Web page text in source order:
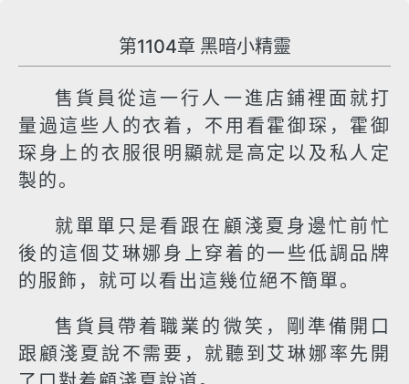
第1104章 黑暗小精靈
售貨員從這一行人一進店鋪裡面就打
量過這些人的衣着，不用看霍御琛，霍御
琛身上的衣服很明顯就是高定以及私人定
製的。
就單單只是看跟在顧淺夏身邊忙前忙
後的這個艾琳娜身上穿着的一些低調品牌
的服飾，就可以看出這幾位絕不簡單。
售貨員帶着職業的微笑，剛準備開口
跟顧淺夏說不需要，就聽到艾琳娜率先開